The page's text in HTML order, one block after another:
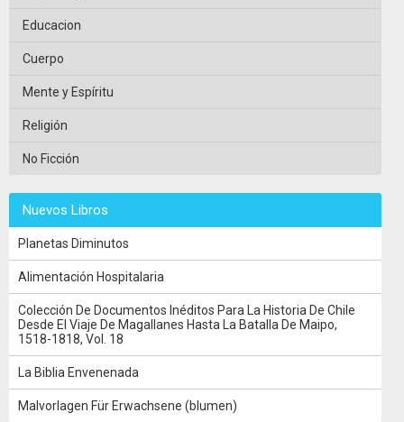
Educacion
Cuerpo
Mente y Espíritu
Religión
No Ficción
Nuevos Libros
Planetas Diminutos
Alimentación Hospitalaria
Colección De Documentos Inéditos Para La Historia De Chile
Desde El Viaje De Magallanes Hasta La Batalla De Maipo,
1518-1818, Vol. 18
La Biblia Envenenada
Malvorlagen Für Erwachsene (blumen)